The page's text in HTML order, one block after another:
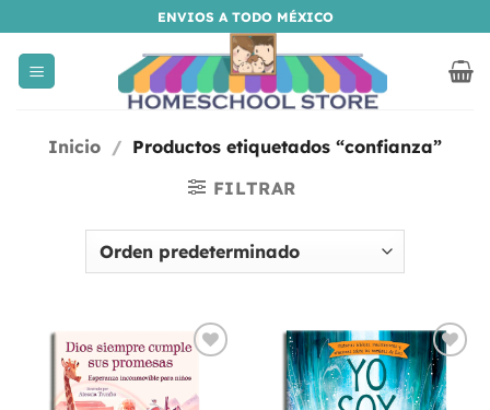
al
contenido
ENVIOS A TODO MÉXICO
Inicio / Productos etiquetados “confianza”
FILTRAR
Añadir
lista
Añadir
a la
lista